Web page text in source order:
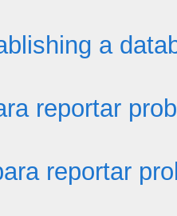
a
reportar
reportar